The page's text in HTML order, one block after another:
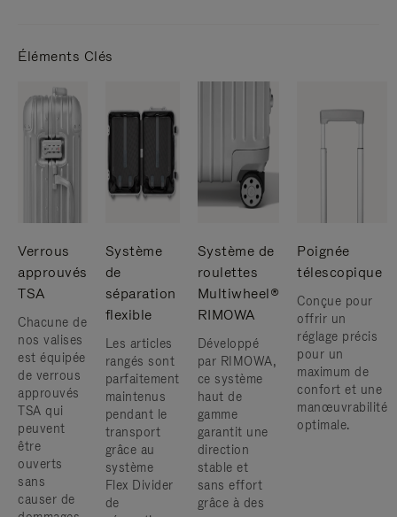
Éléments Clés
Verrous
approuvés
TSA
Chacune de
nos valises
est équipée
de verrous
approuvés
TSA qui
peuvent
être
ouverts
sans
causer de
Système
de
séparation
flexible
Les articles
rangés sont
parfaitement
maintenus
pendant le
transport
grâce au
système
Flex Divider
de
Système de
roulettes
Multiwheel®
RIMOWA
Développé
par RIMOWA,
ce système
haut de
gamme
garantit une
direction
stable et
sans effort
grâce à des
Poignée
télescopique
Conçue pour
offrir un
réglage précis
pour un
maximum de
confort et une
manœuvrabilité
optimale.